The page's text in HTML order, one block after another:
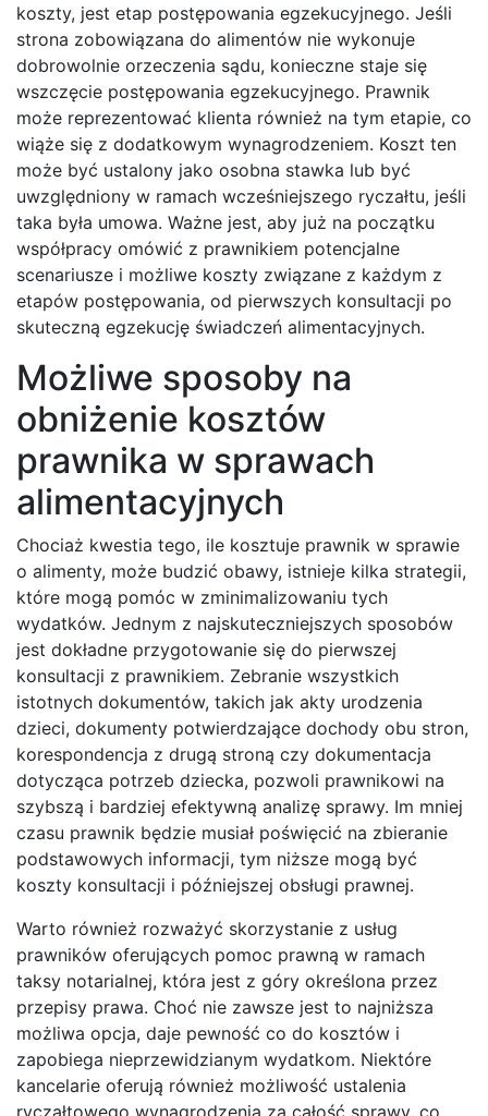
koszty, jest etap postępowania egzekucyjnego. Jeśli
strona zobowiązana do alimentów nie wykonuje
dobrowolnie orzeczenia sądu, konieczne staje się
wszczęcie postępowania egzekucyjnego. Prawnik
może reprezentować klienta również na tym etapie, co
wiąże się z dodatkowym wynagrodzeniem. Koszt ten
może być ustalony jako osobna stawka lub być
uwzględniony w ramach wcześniejszego ryczałtu, jeśli
taka była umowa. Ważne jest, aby już na początku
współpracy omówić z prawnikiem potencjalne
scenariusze i możliwe koszty związane z każdym z
etapów postępowania, od pierwszych konsultacji po
skuteczną egzekucję świadczeń alimentacyjnych.
Możliwe sposoby na
obniżenie kosztów
prawnika w sprawach
alimentacyjnych
Chociaż kwestia tego, ile kosztuje prawnik w sprawie
o alimenty, może budzić obawy, istnieje kilka strategii,
które mogą pomóc w zminimalizowaniu tych
wydatków. Jednym z najskuteczniejszych sposobów
jest dokładne przygotowanie się do pierwszej
konsultacji z prawnikiem. Zebranie wszystkich
istotnych dokumentów, takich jak akty urodzenia
dzieci, dokumenty potwierdzające dochody obu stron,
korespondencja z drugą stroną czy dokumentacja
dotycząca potrzeb dziecka, pozwoli prawnikowi na
szybszą i bardziej efektywną analizę sprawy. Im mniej
czasu prawnik będzie musiał poświęcić na zbieranie
podstawowych informacji, tym niższe mogą być
koszty konsultacji i późniejszej obsługi prawnej.
Warto również rozważyć skorzystanie z usług
prawników oferujących pomoc prawną w ramach
taksy notarialnej, która jest z góry określona przez
przepisy prawa. Choć nie zawsze jest to najniższa
możliwa opcja, daje pewność co do kosztów i
zapobiega nieprzewidzianym wydatkom. Niektóre
kancelarie oferują również możliwość ustalenia
ryczałtowego wynagrodzenia za całość sprawy, co